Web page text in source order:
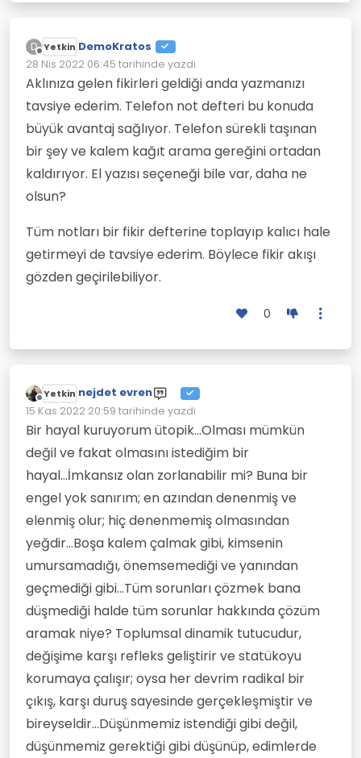
gösteremem.
Ama olsun en azından kafamdan
geçmişliğiyle mutlu olurum.
D
Çevrimdışı
Yetkin DemoKratos
28 Nis 2022 06:45 tarihinde yazdı
Son düzenleyen:
Aklınıza gelen fikirleri geldiği anda yazmanızı
tavsiye ederim. Telefon not defteri bu konuda
büyük avantaj sağlıyor. Telefon sürekli taşınan
bir şey ve kalem kağıt arama gereğini ortadan
kaldırıyor. El yazısı seçeneği bile var, daha ne
olsun?
Tüm notları bir fikir defterine toplayıp kalıcı hale
getirmeyi de tavsiye ederim. Böylece fikir akışı
gözden geçirilebiliyor.
0
Çevrimdışı
Yetkin nejdet evren
15 Kas 2022 20:59 tarihinde yazdı
Son düzenleyen:
Bir hayal kuruyorum ütopik...Olması mümkün
değil ve fakat olmasını istediğim bir
hayal...İmkansız olan zorlanabilir mi? Buna bir
engel yok sanırım; en azından denenmiş ve
elenmiş olur; hiç denenmemiş olmasından
yeğdir...Boşa kalem çalmak gibi, kimsenin
umursamadığı, önemsemediği ve yanından
geçmediği gibi...Tüm sorunları çözmek bana
düşmediği halde tüm sorunlar hakkında çözüm
aramak niye? Toplumsal dinamik tutucudur,
değişime karşı refleks geliştirir ve statükoyu
korumaya çalışır; oysa her devrim radikal bir
çıkış, karşı duruş sayesinde gerçekleşmiştir ve
bireyseldir...Düşünmemiz istendiği gibi değil,
düşünmemiz gerektiği gibi düşünüp, edimlerde